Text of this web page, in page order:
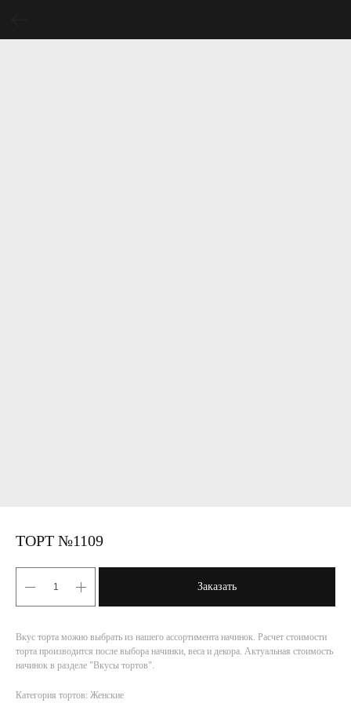
ТОРТ №1109
Заказать
Вкус торта можно выбрать из нашего ассортимента начинок. Расчет стоимости
торта производится после выбора начинки, веса и декора. Актуальная стоимость
начинок в разделе "Вкусы тортов".
Категория тортов: Женские